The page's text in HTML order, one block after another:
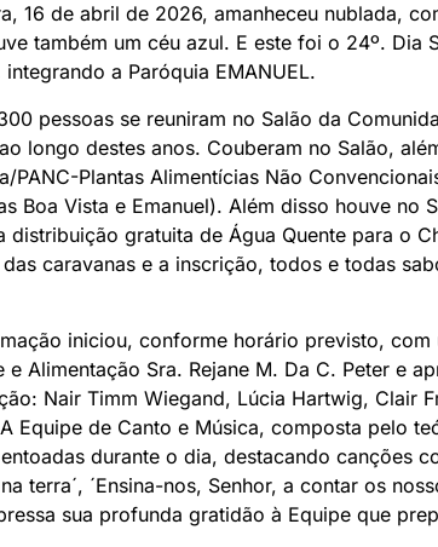
16 de abril de 2026, amanheceu nublada,
também um céu azul. E este foi o 24º. Dia
integrando a Paróquia EMANUEL.
pessoas se reuniram no Salão da
longo destes anos. Couberam no Salão,
PANC-Plantas Alimentícias Não
Boa Vista e Emanuel). Além disso houve
distribuição gratuita de Água Quente para o
caravanas e a inscrição, todos e todas
iniciou, conforme horário previsto,
e Alimentação Sra. Rejane M. Da C. Peter e
Nair Timm Wiegand, Lúcia Hartwig, Clair
Equipe de Canto e Música, composta pelo
durante o dia, destacando canções
terra´, ´Ensina-nos, Senhor, a contar os
sua profunda gratidão à Equipe que